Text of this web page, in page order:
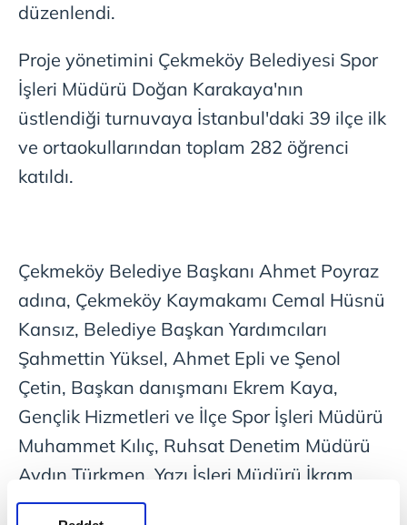
düzenlendi.
Proje yönetimini Çekmeköy Belediyesi Spor
İşleri Müdürü Doğan Karakaya'nın
üstlendiği turnuvaya İstanbul'daki 39 ilçe ilk
ve ortaokullarından toplam 282 öğrenci
katıldı.
Çekmeköy Belediye Başkanı Ahmet Poyraz
adına, Çekmeköy Kaymakamı Cemal Hüsnü
Kansız, Belediye Başkan Yardımcıları
Şahmettin Yüksel, Ahmet Epli ve Şenol
Çetin, Başkan danışmanı Ekrem Kaya,
Gençlik Hizmetleri ve İlçe Spor İşleri Müdürü
Muhammet Kılıç, Ruhsat Denetim Müdürü
Aydın Türkmen, Yazı İşleri Müdürü İkram
Yılmaz, turnuvanın başında, katılım